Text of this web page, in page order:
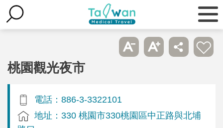
桃園觀光夜市
電話：886-3-3322101
地址：330 桃園市330桃園區中正路與北埔